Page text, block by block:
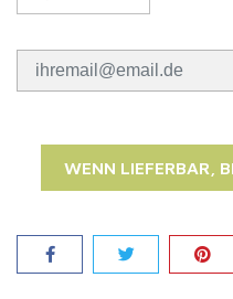
WENN LIEFERBAR,
Teilen